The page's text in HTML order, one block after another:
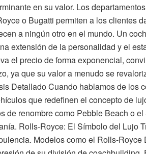
en su valor. Los
o Bugatti permiten a los clientes
a ningún otro en el mundo. Un
extensión de la personalidad y el
el precio de forma exponencial,
ya que su valor a menudo se
Detallado Cuando hablamos de los
que redefinen el concepto de
de renombre como Pebble Beach o
Rolls-Royce: El Símbolo del Lujo
Modelos como el Rolls-Royce